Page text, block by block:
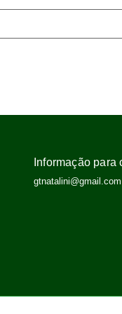
Informação para
gtnatalini@gmail.com